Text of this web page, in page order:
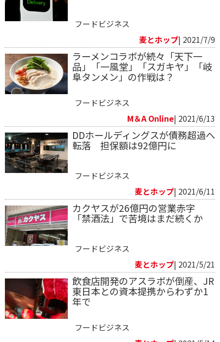
フードビジネス
麦とホップ| 2021/7/9
ラーメンコラボが続々「天下一
品」「一風堂」「スガキヤ」「岐
阜タンメン」の作戦は？
フードビジネス
M＆A Online| 2021/6/13
DDホールディングスが債務超過へ
転落 担保額は92億円に
フードビジネス
麦とホップ| 2021/6/11
カクヤスが26億円の営業赤字
「禁酒法」で苦境はまだ続くか
フードビジネス
麦とホップ| 2021/5/21
飲食店開発のアスラボが倒産、JR
東日本との資本提携からわずか1
年で
フードビジネス